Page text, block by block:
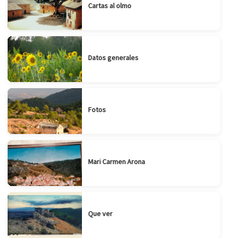
Cartas al olmo
Datos generales
Fotos
Mari Carmen Arona
Que ver